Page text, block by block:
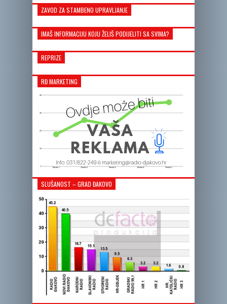
ZAVOD ZA STAMBENO UPRAVLJANJE
IMAŠ INFORMACIJU KOJU ŽELIŠ PODIJELITI SA SVIMA?
REPRIZE
RĐ MARKETING
SLUŠANOST – GRAD ĐAKOVO